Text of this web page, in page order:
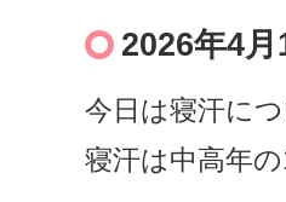
2026年4
今日は寝汗に
寝汗は中高年